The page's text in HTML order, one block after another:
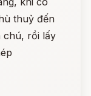
thuỷ đến
chú, rồi lấy